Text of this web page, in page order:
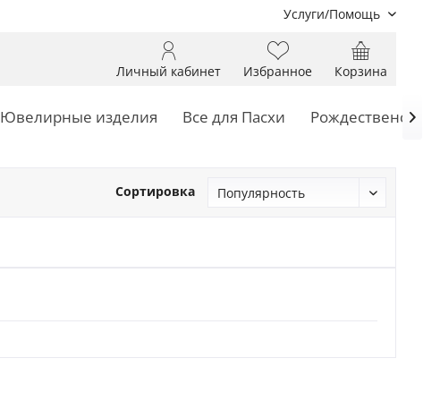
Услуги/Помощь
Корзина
Избранное
Личный кабинет
Ювелирные изделия Все для Пасхи 
Сортировка